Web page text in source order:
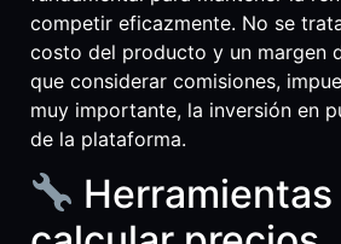
competir eficazmente. No se
costo del producto y un margen
que considerar comisiones,
muy importante, la inversión en
de la plataforma.
Herramientas